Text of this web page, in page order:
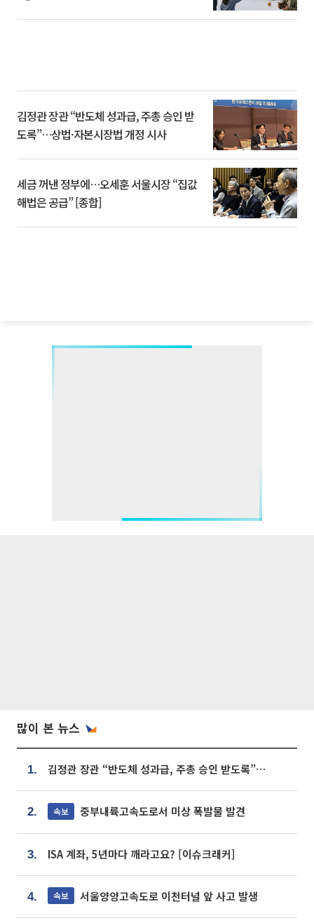
김정관 장관 “반도체 성과급, 주총 승인 받
도록”…상법·자본시장법 개정 시사
세금 꺼낸 정부에…오세훈 서울시장 “집값
해법은 공급” [종합]
많이 본 뉴스
1. 김정관 장관 “반도체 성과급, 주총 승인 받도록”…상법·자본시장법 개정 시사
2. 속보 중부내륙고속도로서 미상 폭발물 발견
3. ISA 계좌, 5년마다 깨라고요? [이슈크래커]
4. 속보 서울양양고속도로 이천터널 앞 사고 발생